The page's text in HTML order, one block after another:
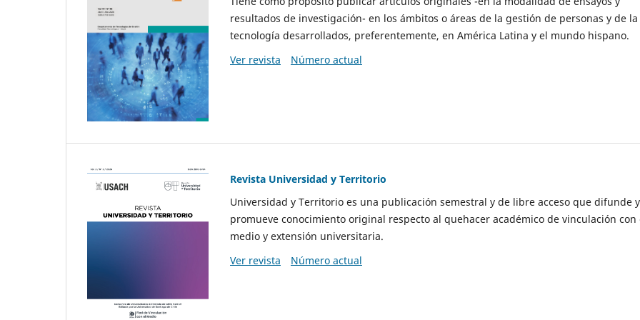
resultados de investigación- en los ámbitos o áreas de la gestión de personas y de la
tecnología desarrollados, preferentemente, en América Latina y el mundo hispano.
Ver revista
Número actual
Revista Universidad y Territorio
Universidad y Territorio es una publicación semestral y de libre acceso que difunde y
promueve conocimiento original respecto al quehacer académico de vinculación con
medio y extensión universitaria.
Ver revista
Número actual